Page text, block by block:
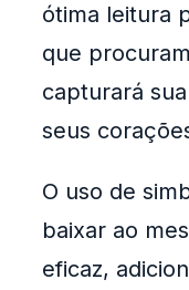
ótima leitura
que
capturará
seus
O uso de
baixar ao
eficaz,